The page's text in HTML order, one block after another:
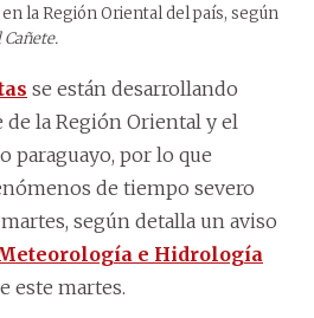
la Región Oriental del país, según
Cañete.
se están desarrollando
la Región Oriental y el
paraguayo, por lo que
de tiempo severo
según detalla un aviso
e Hidrología
este martes.